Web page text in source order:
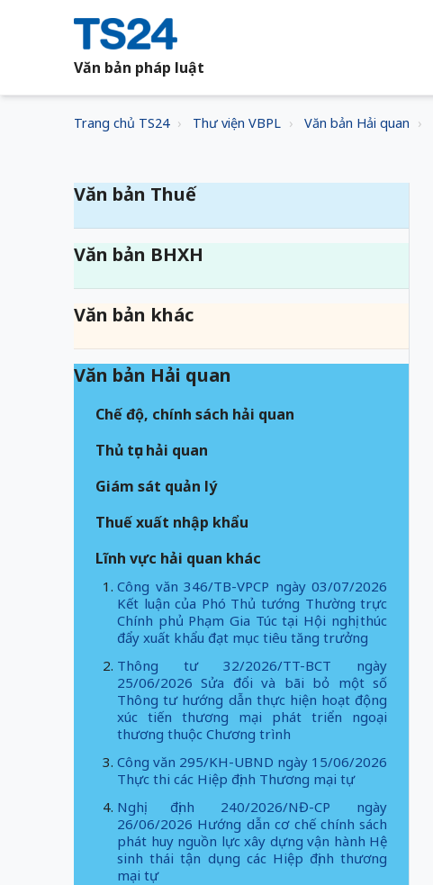
Văn bản pháp luật
Trang chủ TS24 Thư viện VBPL Văn bản Hải quan
Văn bản Thuế
Văn bản BHXH
Văn bản khác
Văn bản Hải quan
Chế độ, chính sách hải quan
Thủ tục hải quan
Giám sát quản lý
Thuế xuất nhập khẩu
Lĩnh vực hải quan khác
Công văn 346/TB-VPCP ngày 03/07/2026
Kết luận của Phó Thủ tướng Thường trực
Chính phủ Phạm Gia Túc tại Hội nghị thúc
đẩy xuất khẩu đạt mục tiêu tăng trưởng
Thông tư 32/2026/TT-BCT ngày
25/06/2026 Sửa đổi và bãi bỏ một số
Thông tư hướng dẫn thực hiện hoạt động
xúc tiến thương mại phát triển ngoại
thương thuộc Chương trình
Công văn 295/KH-UBND ngày 15/06/2026
Thực thi các Hiệp định Thương mại tự
Nghị định 240/2026/NĐ-CP ngày
26/06/2026 Hướng dẫn cơ chế chính sách
phát huy nguồn lực xây dựng vận hành Hệ
sinh thái tận dụng các Hiệp định thương
mại tự